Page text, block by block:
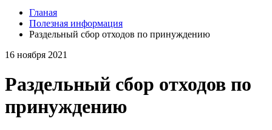
Гланая
Полезная информация
Раздельный сбор отходов по принуждению
16 ноября 2021
Раздельный сбор отходов по
принуждению